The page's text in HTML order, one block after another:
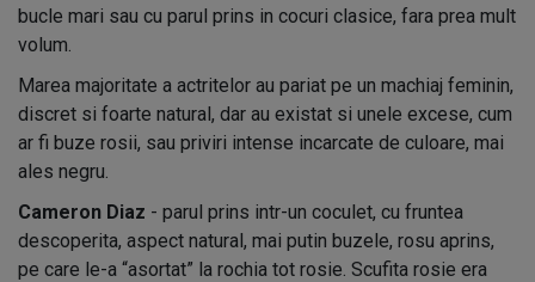
bucle mari sau cu parul prins in cocuri clasice, fara prea mult
volum.
Marea majoritate a actritelor au pariat pe un machiaj feminin,
discret si foarte natural, dar au existat si unele excese, cum
ar fi buze rosii, sau priviri intense incarcate de culoare, mai
ales negru.
Cameron Diaz - parul prins intr-un coculet, cu fruntea
descoperita, aspect natural, mai putin buzele, rosu aprins,
pe care le-a “asortat” la rochia tot rosie. Scufita rosie era